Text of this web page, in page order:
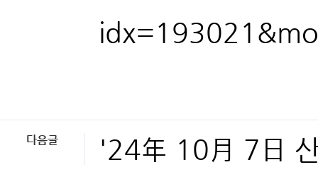
다음글 '24年 10月 7日